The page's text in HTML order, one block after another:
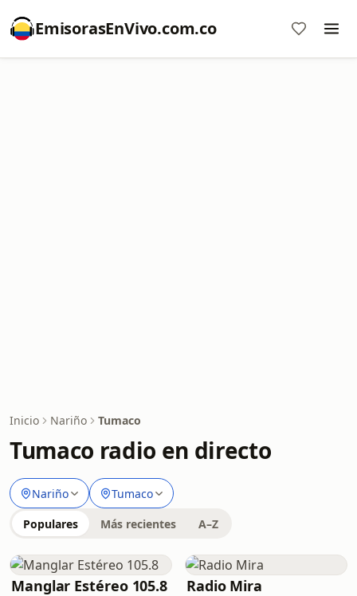
EmisorasEnVivo.com.co
Inicio Nariño Tumaco
Tumaco radio en directo
Nariño Tumaco
Populares Más recientes A–Z
Manglar Estéreo 105.8 Radio Mira